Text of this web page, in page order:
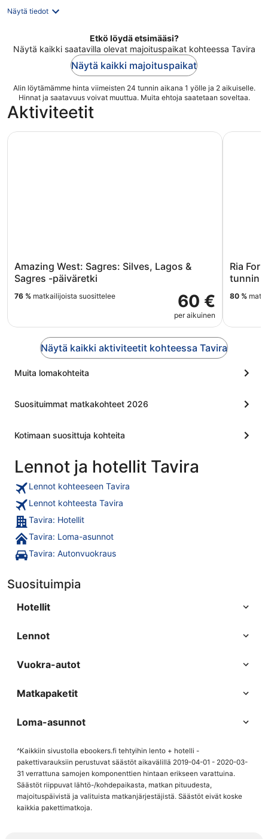
Näytä tiedot
Etkö löydä etsimääsi?
Näytä kaikki saatavilla olevat majoituspaikat kohteessa Tavira
Näytä kaikki majoituspaikat
Alin löytämämme hinta viimeisten 24 tunnin aikana 1 yölle ja 2 aikuiselle.
Hinnat ja saatavuus voivat muuttua. Muita ehtoja saatetaan soveltaa.
Aktiviteetit
Amazing West: Sagres: Silves, Lagos &
Sagres -päiväretki
60 €
per aikuinen
76 % matkailijoista suosittelee
Amazing West: Sagres: Silves, Lagos & Sagres -päiväretki
Ria
tunnin
80 %
Ria
Näytä kaikki aktiviteetit kohteessa Tavira
Muita lomakohteita
Suosituimmat matkakohteet 2026
Kotimaan suosittuja kohteita
Lennot ja hotellit Tavira
Lennot kohteeseen Tavira
Lennot kohteesta Tavira
Tavira: Hotellit
Tavira: Loma-asunnot
Tavira: Autonvuokraus
Suosituimpia
Hotellit
Lennot
Vuokra-autot
Matkapaketit
Loma-asunnot
^Kaikkiin sivustolla ebookers.fi tehtyihin lento + hotelli -
pakettivarauksiin perustuvat säästöt aikavälillä 2019-04-01 - 2020-03-
31 verrattuna samojen komponenttien hintaan erikseen varattuina.
Säästöt riippuvat lähtö-/kohdepaikasta, matkan pituudesta,
majoituspäivistä ja valituista matkanjärjestäjistä. Säästöt eivät koske
kaikkia pakettimatkoja.